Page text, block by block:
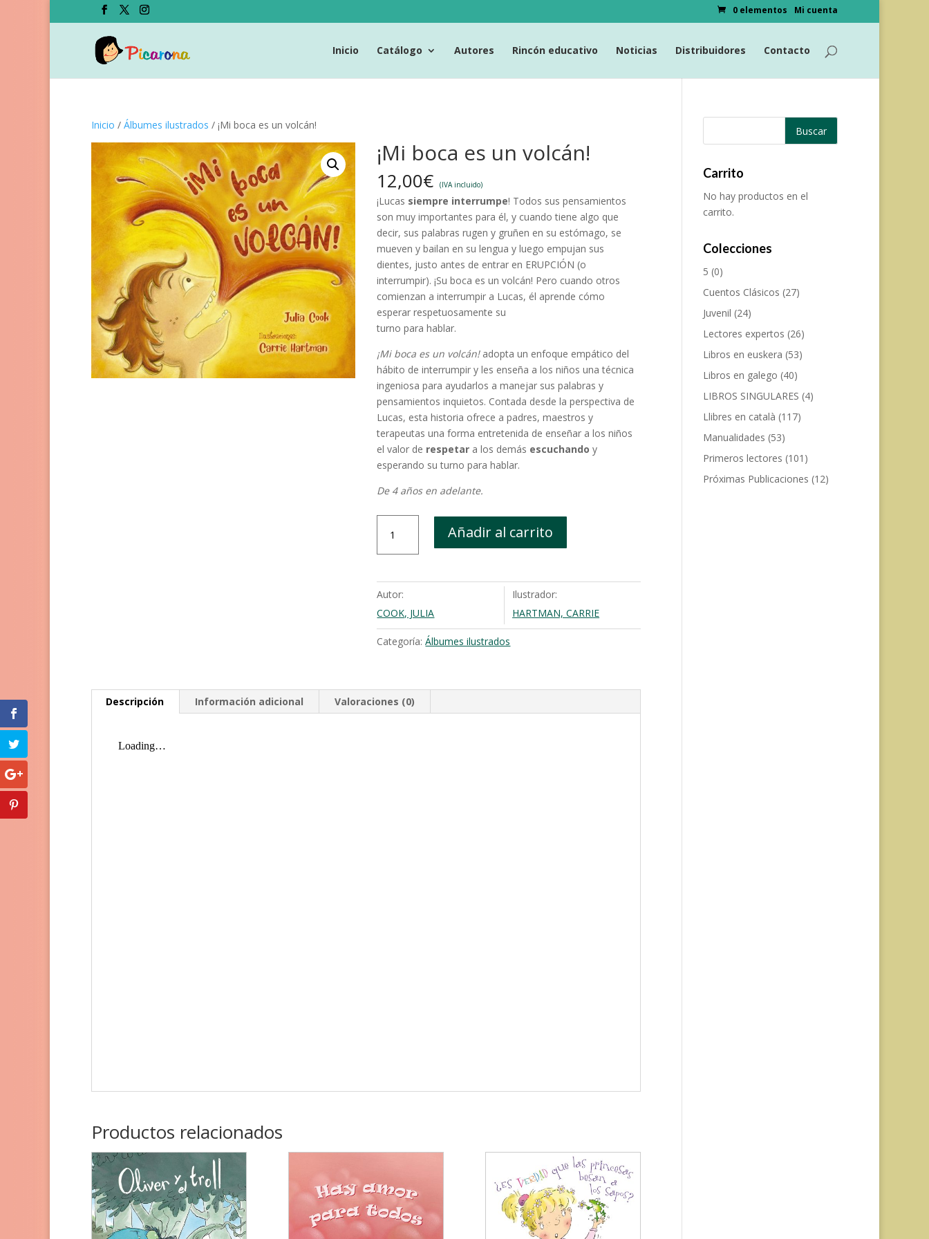
Mi cuenta
0 elementos
Inicio Catálogo Autores Rincón educativo Noticias Distribuidores Contacto
Inicio / Álbumes ilustrados / ¡Mi boca es un volcán!
¡Mi boca es un volcán!
12,00€ (IVA incluido)
¡Lucas siempre interrumpe! Todos sus pensamientos
son muy importantes para él, y cuando tiene algo que
decir, sus palabras rugen y gruñen en su estómago, se
mueven y bailan en su lengua y luego empujan sus
dientes, justo antes de entrar en ERUPCIÓN (o
interrumpir). ¡Su boca es un volcán! Pero cuando otros
comienzan a interrumpir a Lucas, él aprende cómo
esperar respetuosamente su
turno para hablar.
¡Mi boca es un volcán!adopta un enfoque empático del
hábito de interrumpir y les enseña a los niños una técnica
ingeniosa para ayudarlos a manejar sus palabras y
pensamientos inquietos. Contada desde la perspectiva de
Lucas, esta historia ofrece a padres, maestros y
terapeutas una forma entretenida de enseñar a los niños
el valor de respetar a los demás escuchando y
esperando su turno para hablar.
De 4 años en adelante.
boca
es
volcán!
cantidad
Añadir al carrito
Autor:
COOK, JULIA
Ilustrador:
HARTMAN, CARRIE
Categoría:Álbumes ilustrados
Descripción Información adicional Valoraciones (0)
Productos relacionados
Carrito
No hay productos en el
carrito.
Colecciones
5 (0)
Cuentos Clásicos (27)
Juvenil (24)
Lectores expertos (26)
Libros en euskera (53)
Libros en galego (40)
LIBROS SINGULARES (4)
Llibres en català (117)
Manualidades (53)
Primeros lectores (101)
Próximas Publicaciones (12)